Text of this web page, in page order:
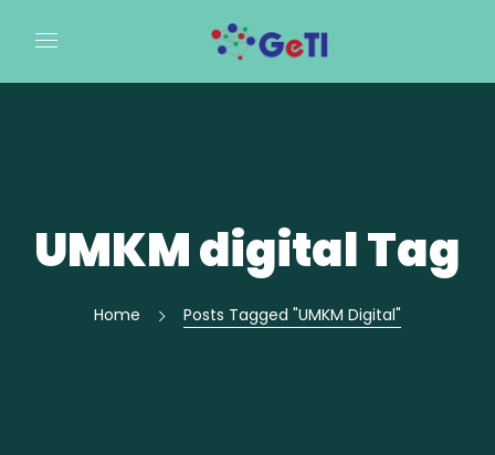
UMKM digital Tag
Home Posts Tagged "UMKM Digital"